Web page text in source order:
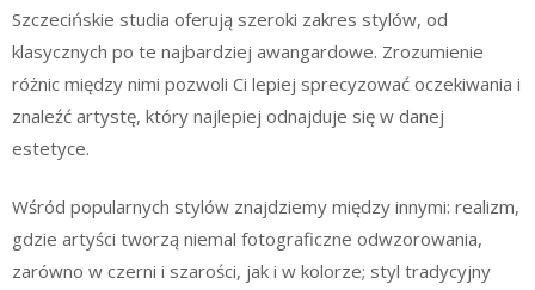
Szczecińskie studia oferują szeroki zakres stylów, od
klasycznych po te najbardziej awangardowe. Zrozumienie
różnic między nimi pozwoli Ci lepiej sprecyzować oczekiwania i
znaleźć artystę, który najlepiej odnajduje się w danej
estetyce.
Wśród popularnych stylów znajdziemy między innymi: realizm,
gdzie artyści tworzą niemal fotograficzne odwzorowania,
zarówno w czerni i szarości, jak i w kolorze; styl tradycyjny